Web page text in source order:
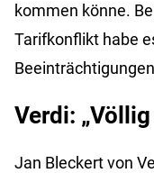
kommen könne.
Tarifkonflikt habe
Verdi:
Jan Bleckert von